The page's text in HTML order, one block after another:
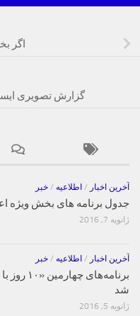
اگر
گزارش تصویری ایسنا از افتتاح
آخرین اخبار / اطلاعیه / خبر
جدول برنامه های بخش ویژه
ژانویه 7, 2016
آخرین اخبار / اطلاعیه / خبر
شد
ژانویه 5, 2016